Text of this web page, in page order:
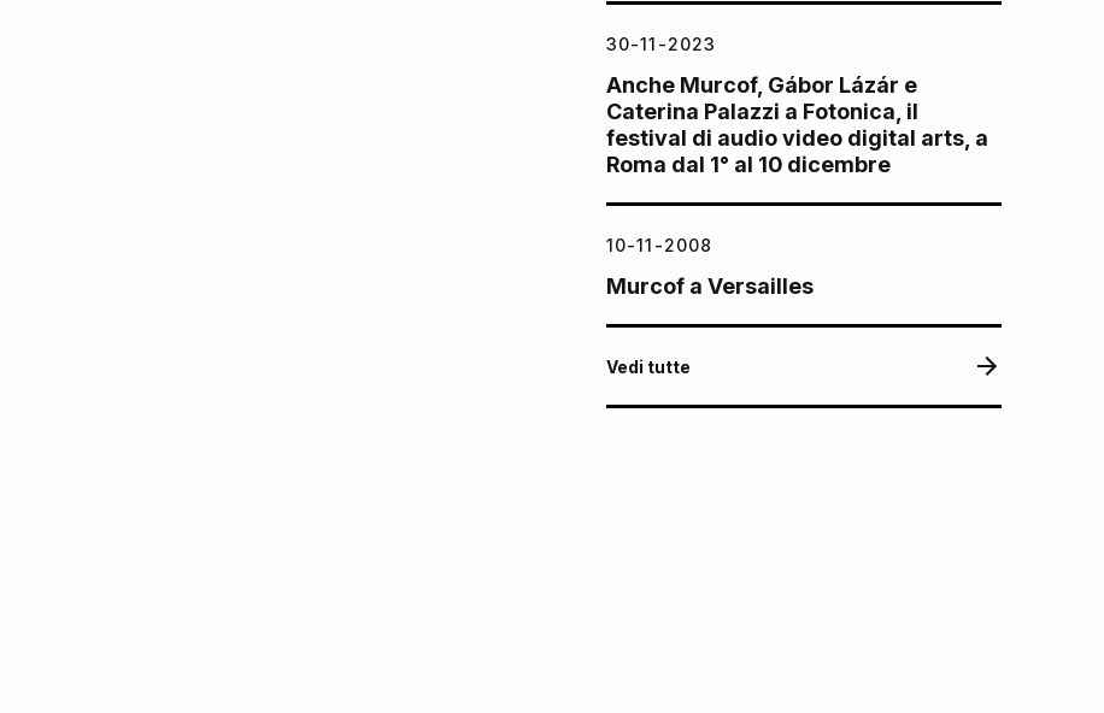
30-11-2023
Anche Murcof, Gábor Lázár e
Caterina Palazzi a Fotonica, il
festival di audio video digital arts, a
Roma dal 1° al 10 dicembre
10-11-2008
Murcof a Versailles
Vedi tutte